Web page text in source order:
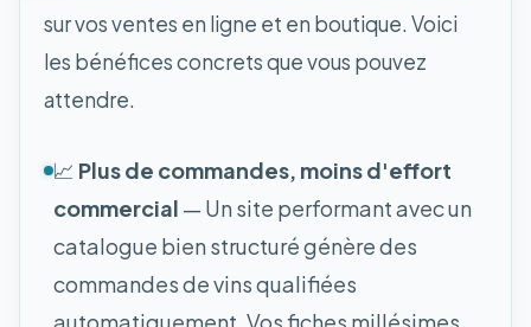
sur vos ventes en ligne et en boutique. Voici
les bénéfices concrets que vous pouvez
attendre.
📈 Plus de commandes, moins d'effort
commercial — Un site performant avec un
catalogue bien structuré génère des
commandes de vins qualifiées
automatiquement. Vos fiches millésimes